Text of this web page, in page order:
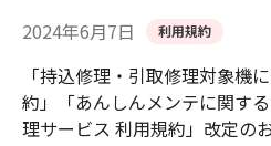
2024年6月7日 利用規約
「持込修理・引取修理対象機
約」「あんしんメンテに関す
理サービス 利用規約」改定の